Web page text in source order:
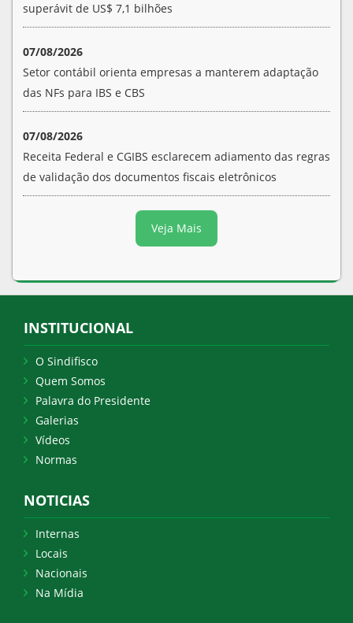
superávit de US$ 7,1 bilhões
07/08/2026
Setor contábil orienta empresas a manterem adaptação
das NFs para IBS e CBS
07/08/2026
Receita Federal e CGIBS esclarecem adiamento das regras
de validação dos documentos fiscais eletrônicos
Veja Mais
INSTITUCIONAL
O Sindifisco
Quem Somos
Palavra do Presidente
Galerias
Vídeos
Normas
NOTICIAS
Internas
Locais
Nacionais
Na Mídia